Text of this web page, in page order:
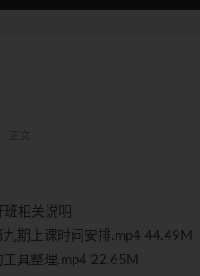
相关说明
期上课时间安排.mp4 44.49M
具整理.mp4 22.65M